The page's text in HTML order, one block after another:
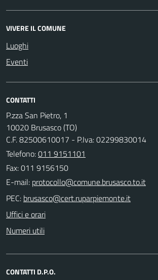
VIVERE IL COMUNE
Luoghi
Eventi
CONTATTI
P.zza San Pietro, 1
10020 Brusasco (TO)
C.F. 82500610017 - P.Iva: 02299830014
Telefono:011 9151101
Fax: 011 9156150
E-mail:
PEC:
Uffici e orari
Numeri utili
CONTATTI D.P.O.